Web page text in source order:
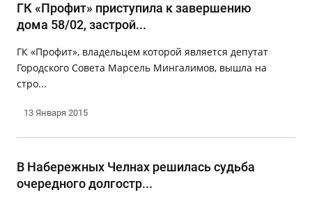
ГК «Профит» приступила к завершению
дома 58/02, застрой...
ГК «Профит», владельцем которой является депутат
Городского Совета Марсель Мингалимов, вышла на
стро...
13 Января 2015
В Набережных Челнах решилась судьба
очередного долгостр...